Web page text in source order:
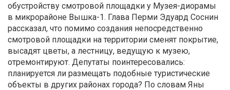
обустройству смотровой площадки у Музея-диорамы
в микрорайоне Вышка-1. Глава Перми Эдуард Соснин
рассказал, что помимо создания непосредственно
смотровой площадки на территории сменят покрытие,
высадят цветы, а лестницу, ведущую к музею,
отремонтируют. Депутаты поинтересовались:
планируется ли размещать подобные туристические
объекты в других районах города? По словам Яны